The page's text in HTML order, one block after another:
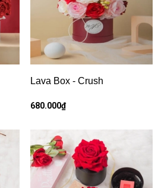
Lava Box - Crush
680.000₫